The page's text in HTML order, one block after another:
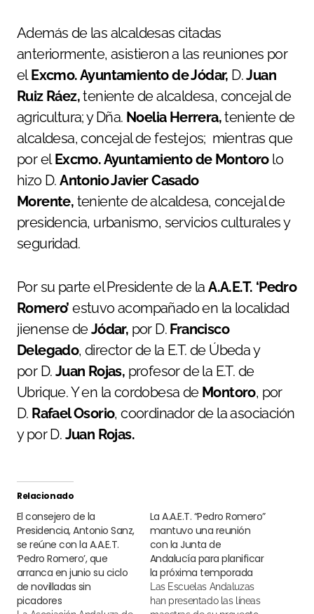
Además de las alcaldesas citadas
anteriormente, asistieron a las reuniones por
elExcmo. Ayuntamiento de Jódar, D.Juan
Ruiz Ráez,teniente de alcaldesa, concejal de
agricultura; y Dña. Noelia Herrera,teniente de
alcaldesa, concejal de festejos; mientras que
por elExcmo. Ayuntamiento de Montorolo
hizo D.Antonio Javier Casado
Morente, teniente de alcaldesa, concejal de
presidencia, urbanismo, servicios culturales y
seguridad.
Por su parte el Presidente de laA.A.E.T. ‘Pedro
Romero’ estuvo acompañado en la localidad
jienense deJódar, por D. Francisco
Delegado, director de la E.T. de Úbeda y
por D. Juan Rojas, profesor de la E.T. de
Ubrique. Y en la cordobesa de Montoro, por
D. Rafael Osorio, coordinador de la asociación
y por D. Juan Rojas.
Relacionado
El consejero de la
Presidencia, Antonio Sanz,
se reúne con la A.A.E.T.
‘Pedro Romero’, que
arranca en junio su ciclo
de novilladas sin
picadores
La A.A.E.T. “Pedro Romero”
mantuvo una reunión
con la Junta de
Andalucía para planificar
la próxima temporada
han presentado las líneas